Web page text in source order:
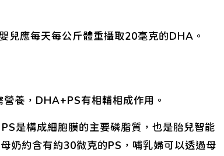
兒應每天每公斤體重攝取20毫克的DHA。
養，DHA+PS有相輔相成作用。
是構成細胞膜的主要磷脂質，也是胎兒智能
奶約含有約30微克的PS，哺乳婦可以透過母